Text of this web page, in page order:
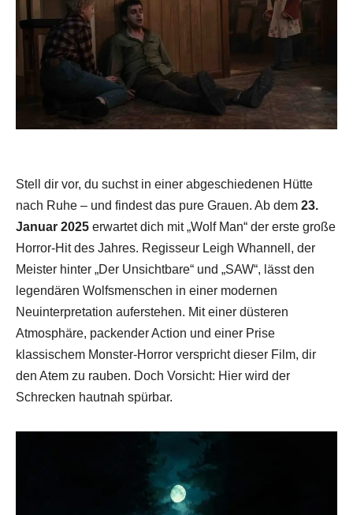
Stell dir vor, du suchst in einer abgeschiedenen Hütte
nach Ruhe – und findest das pure Grauen. Ab dem 23.
Januar 2025 erwartet dich mit „Wolf Man“ der erste große
Horror-Hit des Jahres. Regisseur Leigh Whannell, der
Meister hinter „Der Unsichtbare“ und „SAW“, lässt den
legendären Wolfsmenschen in einer modernen
Neuinterpretation auferstehen. Mit einer düsteren
Atmosphäre, packender Action und einer Prise
klassischem Monster-Horror verspricht dieser Film, dir
den Atem zu rauben. Doch Vorsicht: Hier wird der
Schrecken hautnah spürbar.